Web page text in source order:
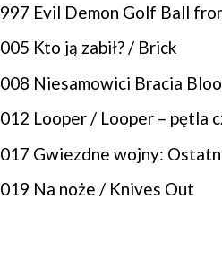
Evil Demon Golf Ball
Kto ją zabił? / Brick
Niesamowici Bracia
Looper / Looper – pętla
Gwiezdne wojny:
Na noże / Knives Out